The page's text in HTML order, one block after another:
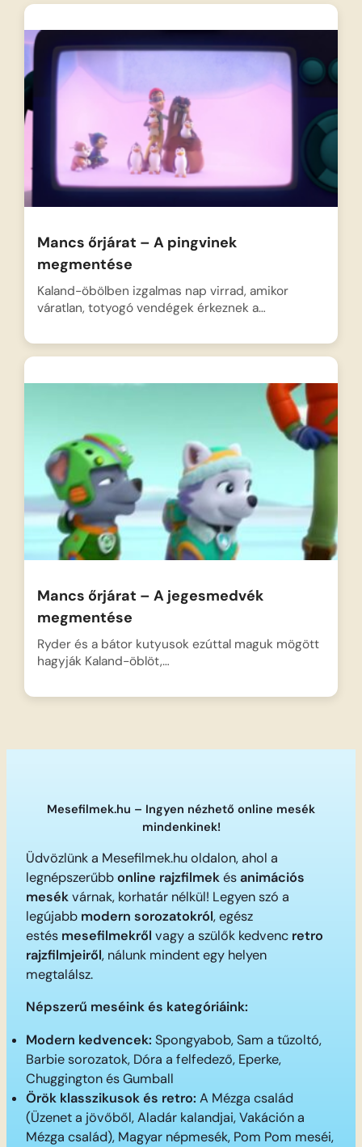
Mancs őrjárat – A pingvinek
megmentése
Kaland-öbölben izgalmas nap virrad, amikor
váratlan, totyogó vendégek érkeznek a…
Mancs őrjárat – A jegesmedvék
megmentése
Ryder és a bátor kutyusok ezúttal maguk mögött
hagyják Kaland-öblöt,…
Mesefilmek.hu – Ingyen nézhető online mesék
mindenkinek!
Üdvözlünk a Mesefilmek.hu oldalon, ahol a
legnépszerűbbonline rajzfilmekésanimációs
mesékvárnak, korhatár nélkül! Legyen szó a
legújabb modern sorozatokról, egész
estés mesefilmekről vagy a szülők kedvenc retro
rajzfilmjeiről, nálunk mindent egy helyen
megtalálsz.
Népszerű meséink és kategóriáink:
Modern kedvencek: Spongyabob, Sam a tűzoltó,
Barbie sorozatok, Dóra a felfedező, Eperke,
Chuggington és Gumball
Örök klasszikusok és retro: A Mézga család
(Üzenet a jövőből, Aladár kalandjai, Vakáción a
Mézga család), Magyar népmesék, Pom Pom meséi,